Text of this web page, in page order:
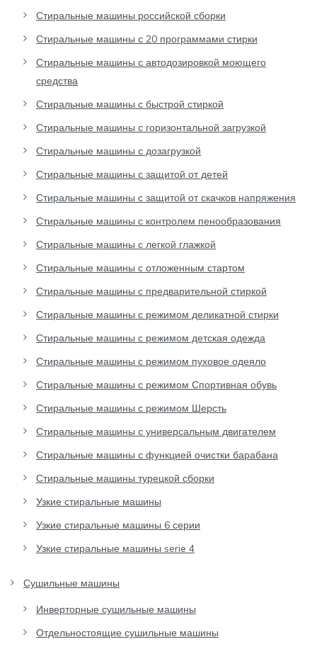
Стиральные машины российской сборки
Стиральные машины с 20 программами стирки
Стиральные машины с автодозировкой моющего
средства
Стиральные машины с быстрой стиркой
Стиральные машины с горизонтальной загрузкой
Стиральные машины с дозагрузкой
Стиральные машины с защитой от детей
Стиральные машины с защитой от скачков напряжения
Стиральные машины с контролем пенообразования
Стиральные машины с легкой глажкой
Стиральные машины с отложенным стартом
Стиральные машины с предварительной стиркой
Стиральные машины с режимом деликатной стирки
Стиральные машины с режимом детская одежда
Стиральные машины с режимом пуховое одеяло
Стиральные машины с режимом Спортивная обувь
Стиральные машины с режимом Шерсть
Стиральные машины с универсальным двигателем
Стиральные машины с функцией очистки барабана
Стиральные машины турецкой сборки
Узкие стиральные машины
Узкие стиральные машины 6 серии
Узкие стиральные машины serie 4
Сушильные машины
Инверторные сушильные машины
Отдельностоящие сушильные машины